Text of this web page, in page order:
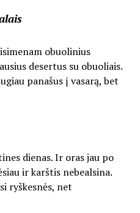
obuolinius
desertus su obuoliais.
panašus į vasarą, bet
dienas. Ir oras jau po
ir karštis nebealsina.
ryškesnės, net